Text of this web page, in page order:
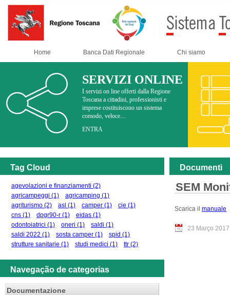
Home Banca Dati Regionale Chi siamo
SERVIZI ONLINE
I servizi on line offerti dalla Regione
Toscana a cittadini, professionisti e
imprese costituiscono un sistema
comodo, veloce....
ENTRA
Tag Cloud
agevolazioni e finanziamenti (2)
agricampeggi (1) agricamping (1)
agriturismo (2) asl (1) camper (1) cie (1)
cns (1) dpgr90-r (1) eidas (1)
odontoiatrici (1) oneri (1) saldi (1)
saldi 2022 (1) sosta camper (1) spid (1)
strutture sanitarie (1) studi medici (1) ttr (2)
Navegação de categorias
Documentazione
Documenti
SEM
Scarica il manuale
23 Março 2017